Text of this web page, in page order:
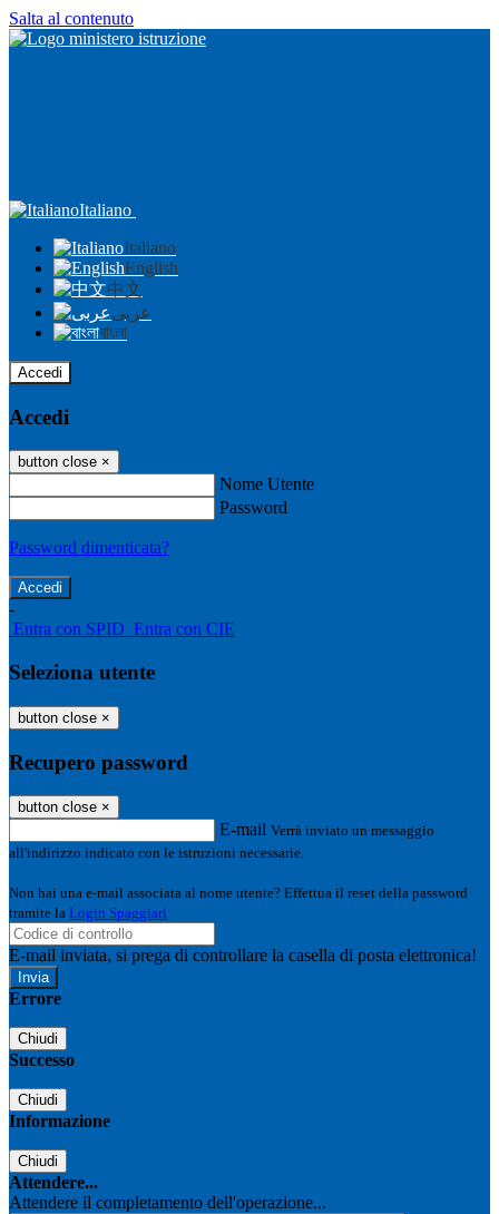
Salta al contenuto
Italiano
Italiano
English
中文
عربى
বাংলা
Accedi
Accedi
button close ×
Nome Utente
Password
Password dimenticata?
-
Entra con SPID Entra con CIE
Seleziona utente
button close ×
Recupero password
button close ×
E-mail Verrà inviato un messaggio
all'indirizzo indicato con le istruzioni necessarie.
Non hai una e-mail associata al nome utente? Effettua il reset della password
tramite la Login Spaggiari
E-mail inviata, si prega di controllare la casella di posta elettronica!
Errore
Chiudi
Successo
Chiudi
Informazione
Chiudi
Attendere...
Attendere il completamento dell'operazione...